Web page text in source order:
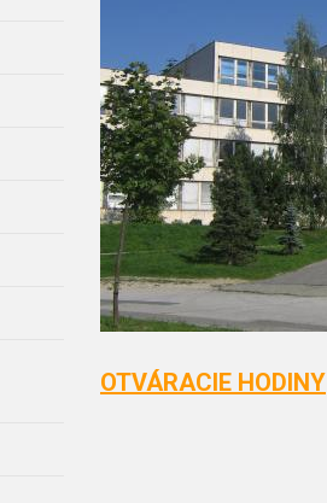
OTVÁRACIE HODINY